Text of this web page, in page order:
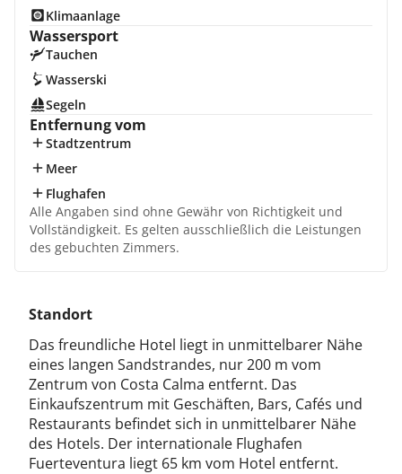
Klimaanlage
Wassersport
Tauchen
Wasserski
Segeln
Entfernung vom
Stadtzentrum
Meer
Flughafen
Alle Angaben sind ohne Gewähr von Richtigkeit und
Vollständigkeit. Es gelten ausschließlich die Leistungen
des gebuchten Zimmers.
Standort
Das freundliche Hotel liegt in unmittelbarer Nähe
eines langen Sandstrandes, nur 200 m vom
Zentrum von Costa Calma entfernt. Das
Einkaufszentrum mit Geschäften, Bars, Cafés und
Restaurants befindet sich in unmittelbarer Nähe
des Hotels. Der internationale Flughafen
Fuerteventura liegt 65 km vom Hotel entfernt.